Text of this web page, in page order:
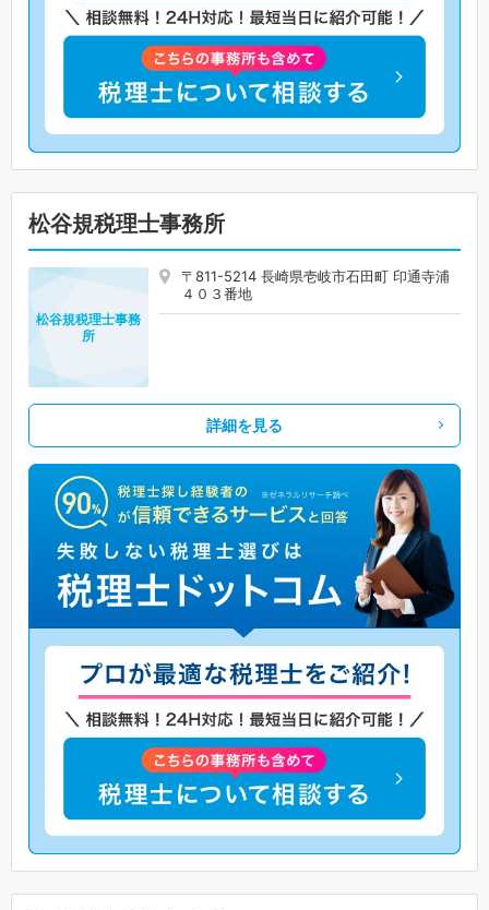
松谷規税理士事務所
〒811-5214 長崎県壱岐市石田町 印通寺浦
４０３番地
松谷規税理士事務
所
詳細を見る